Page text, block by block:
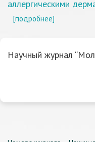
аллергическими
[подробнее]
Научный журнал